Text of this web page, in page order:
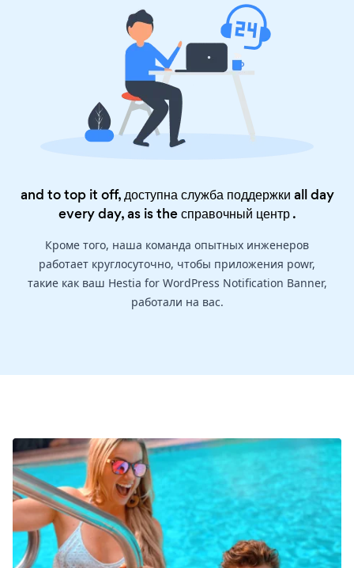
and to top it off, доступна служба поддержки all day
every day, as is theсправочный центр.
Кроме того, наша команда опытных инженеров
работает круглосуточно, чтобы приложения powr,
такие как ваш Hestia for WordPress Notification Banner,
работали на вас.